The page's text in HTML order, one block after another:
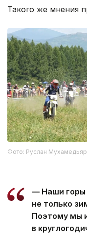
Такого же мнения
Фото: Руслан
— Наши горы
не только
Поэтому мы
в